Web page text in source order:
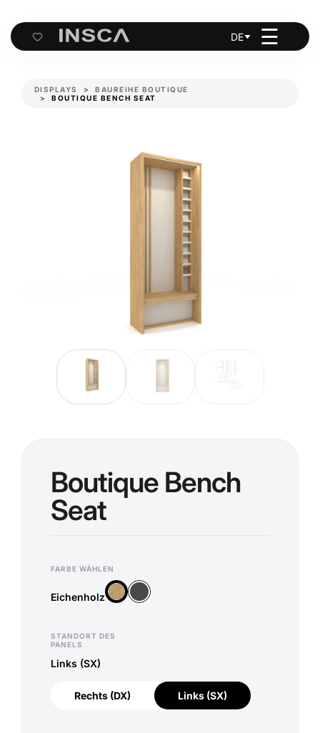
Cart
DE ☰
DISPLAYS
BAUREIHE BOUTIQUE
BOUTIQUE BENCH SEAT
Boutique Bench
Seat
FARBE WÄHLEN
Eichenholz
Eichenholz
Anthrazit
STANDORT DES
PANELS
Links (SX)
Rechts (DX) Links (SX)
Links (SX)